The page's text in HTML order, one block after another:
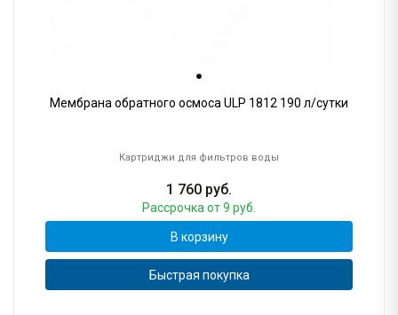
Мембрана обратного осмоса ULP 1812 190 л/сутки
Картриджи для фильтров воды
1 760 руб.
Рассрочка от 9 руб.
В корзину
Быстрая покупка